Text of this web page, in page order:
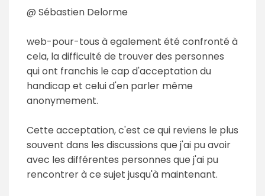
@ Sébastien Delorme
web-pour-tous à egalement été confronté à
cela, la difficulté de trouver des personnes
qui ont franchis le cap d'acceptation du
handicap et celui d'en parler même
anonymement.
Cette acceptation, c'est ce qui reviens le plus
souvent dans les discussions que j'ai pu avoir
avec les différentes personnes que j'ai pu
rencontrer à ce sujet jusqu'à maintenant.